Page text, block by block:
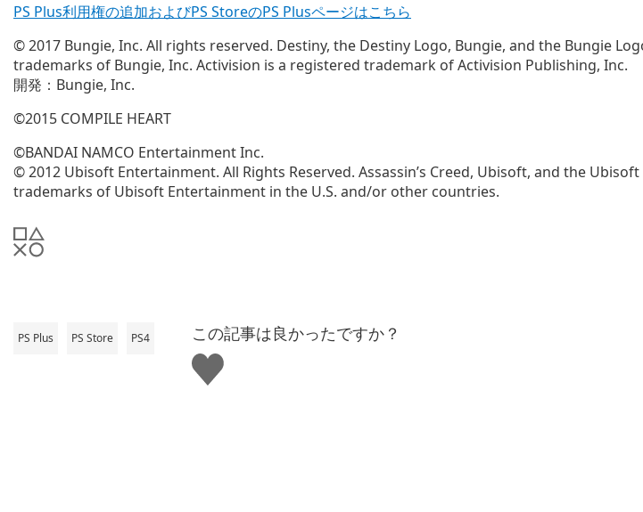
PS Plus利用権の追加およびPS StoreのPS Plusページはこちら
© 2017 Bungie, Inc. All rights reserved. Destiny, the Destiny Logo, Bungie, and the Bungie
trademarks of Bungie, Inc. Activision is a registered trademark of Activision Publishing, Inc.
開発：Bungie, Inc.
©2015 COMPILE HEART
©BANDAI NAMCO Entertainment Inc.
© 2012 Ubisoft Entertainment. All Rights Reserved. Assassin’s Creed, Ubisoft, and the
trademarks of Ubisoft Entertainment in the U.S. and/or other countries.
PS Plus PS Store PS4
この記事は良かったですか？
い
い